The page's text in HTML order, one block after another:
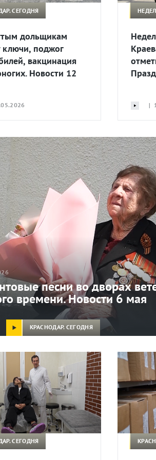
СЕГОДНЯ
дольщикам
поджог
вакцинация
Новости 12
|
песни во дворах
времени. Новости 6 мая
КРАСНОДАР. СЕГОДНЯ
СЕГОДНЯ